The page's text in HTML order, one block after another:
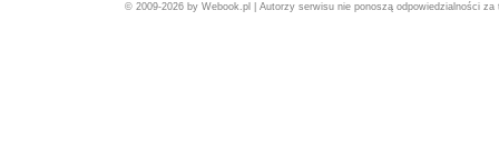
© 2009-2026 by Webook.pl | Autorzy serwisu nie ponoszą odpowiedzialności